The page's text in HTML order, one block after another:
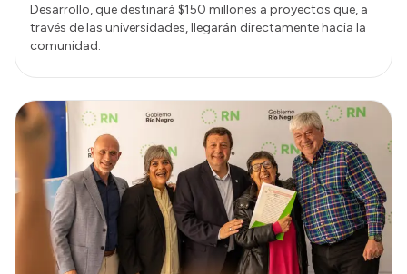
Desarrollo, que destinará $150 millones a proyectos que, a
través de las universidades, llegarán directamente hacia la
comunidad.